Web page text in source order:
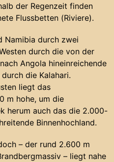
der Regenzeit finden
Flussbetten (Riviere).
Namibia durch zwei
durch die von der
Angola hineinreichende
die Kalahari.
liegt das
m hohe, um die
herum auch das die 2.000-
Binnenhochland.
– der rund 2.600 m
– liegt nahe